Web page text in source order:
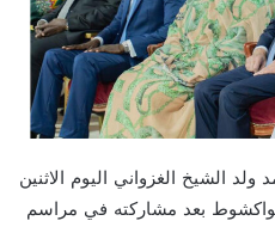
الشيخ الغزواني اليوم الاثنين
نواكشوط بعد مشاركته في مراسم